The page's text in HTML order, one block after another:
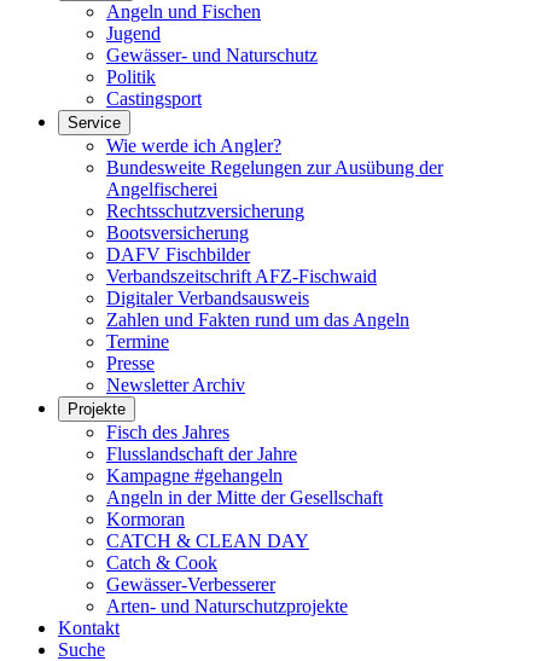
Angeln und Fischen
Jugend
Gewässer- und Naturschutz
Politik
Castingsport
Service
Wie werde ich Angler?
Bundesweite Regelungen zur Ausübung der
Angelfischerei
Rechtsschutzversicherung
Bootsversicherung
DAFV Fischbilder
Verbandszeitschrift AFZ-Fischwaid
Digitaler Verbandsausweis
Zahlen und Fakten rund um das Angeln
Termine
Presse
Newsletter Archiv
Projekte
Fisch des Jahres
Flusslandschaft der Jahre
Kampagne #gehangeln
Angeln in der Mitte der Gesellschaft
Kormoran
CATCH & CLEAN DAY
Catch & Cook
Gewässer-Verbesserer
Arten- und Naturschutzprojekte
Kontakt
Suche